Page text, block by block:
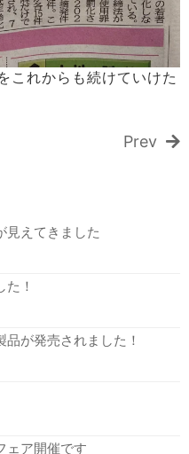
これからも続けていけた
Prev
見えてきました
！
が発売されました！
ェア開催です